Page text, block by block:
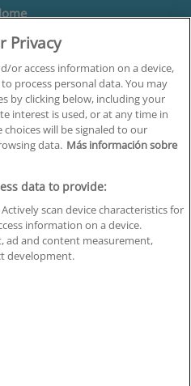
somos
Legal
Privacidad
Cookies
Ético
Privacy
or access information on a device,
process personal data. You may
by clicking below, including your
interest is used, or at any time in
choices will be signaled to our
data. Más información sobre
data to provide:
scan device characteristics for
information on a device.
ad and content measurement,
development.